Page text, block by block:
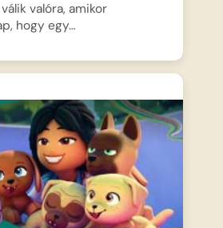
valóra, amikor
hogy egy…